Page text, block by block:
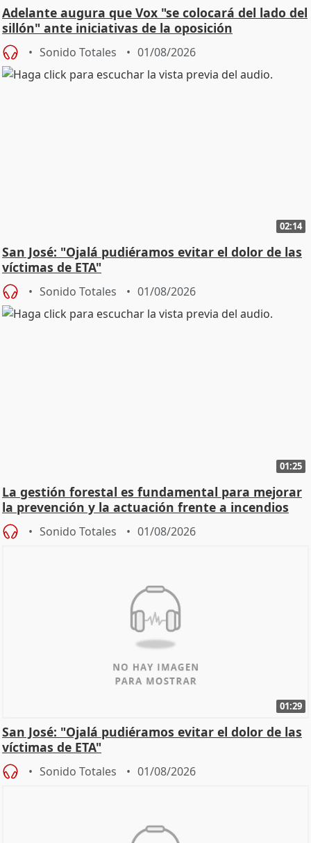
Adelante augura que Vox "se colocará del lado del
sillón" ante iniciativas de la oposición
Sonido Totales 01/08/2026
02:14
San José: "Ojalá pudiéramos evitar el dolor de las
víctimas de ETA"
Sonido Totales 01/08/2026
01:25
La gestión forestal es fundamental para mejorar
la prevención y la actuación frente a incendios
Sonido Totales 01/08/2026
01:29
San José: "Ojalá pudiéramos evitar el dolor de las
víctimas de ETA"
Sonido Totales 01/08/2026